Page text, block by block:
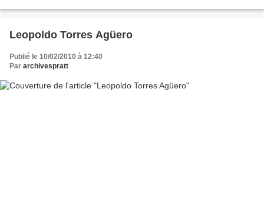
Leopoldo Torres Agüero
Publié le 10/02/2010 à 12:40
Par archivespratt